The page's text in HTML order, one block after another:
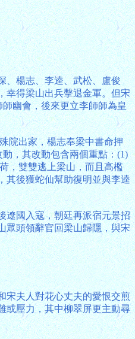
、楊志、李逵、武松、盧俊
幸得梁山出兵擊退金軍。但宋
幽會，後來更立李師師為皇
院出家，楊志奉梁中書命押
，其改動包含兩個重點：(1)
，雙雙逃上梁山，而且高檻
其後獲蛇仙幫助復明並與李逵
遼國入寇，朝廷再派宿元景招
眾頭領辭官回梁山歸隱，與宋
宋夫人對花心丈夫的愛恨交煎
或壓力，其中柳翠屏更主動尋